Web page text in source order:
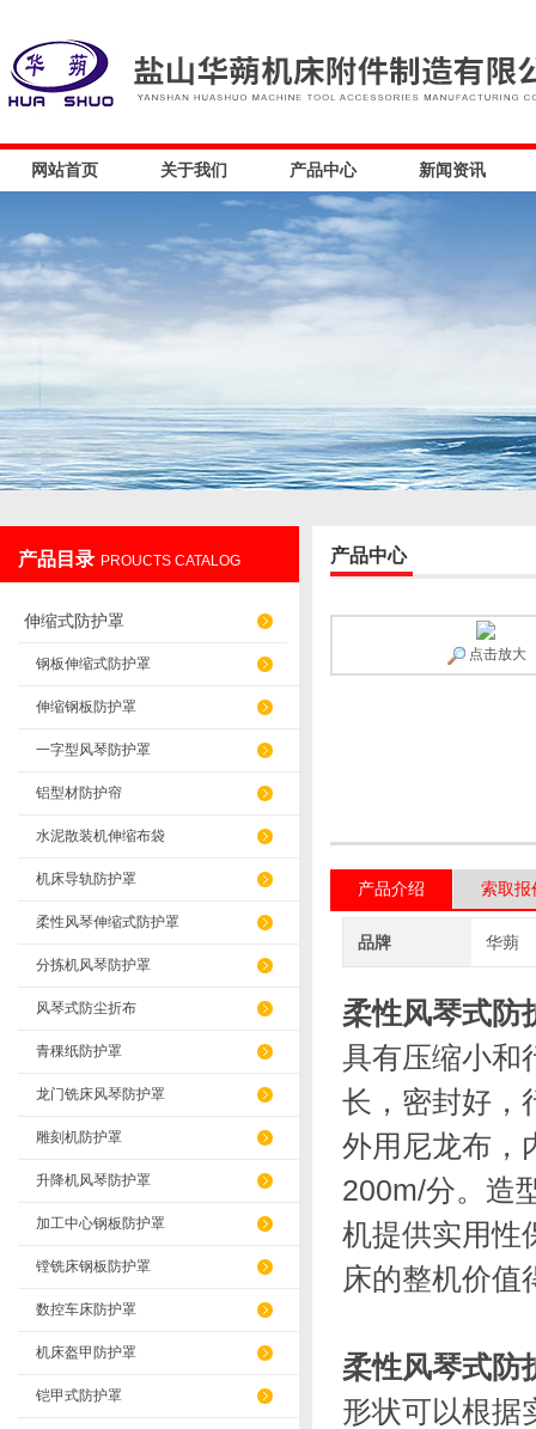
网站首页 关于我们 产品中心 新闻资讯
产品目录 PROUCTS CATALOG
伸缩式防护罩
钢板伸缩式防护罩
伸缩钢板防护罩
一字型风琴防护罩
铝型材防护帘
水泥散装机伸缩布袋
机床导轨防护罩
柔性风琴伸缩式防护罩
分拣机风琴防护罩
风琴式防尘折布
青稞纸防护罩
龙门铣床风琴防护罩
雕刻机防护罩
升降机风琴防护罩
加工中心钢板防护罩
镗铣床钢板防护罩
数控车床防护罩
机床盔甲防护罩
铠甲式防护罩
产品中心
点击放大
产品介绍 索取报
品牌 华蒴
柔性风琴式防
具有压缩小和
长，密封好，
外用尼龙布，
200m/分。造
机提供实用性
床的整机价值
柔性风琴式防
形状可以根据